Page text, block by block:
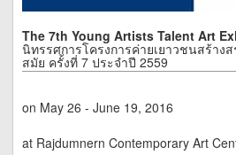
The 7th Young Artists Talent Art
นิทรรศการโครงการค่ายเยาวชนสร้าง
สมัย ครั้งที่ 7 ประจำปี 2559
on May 26 - June 19, 2016
at Rajdumnern Contemporary Art